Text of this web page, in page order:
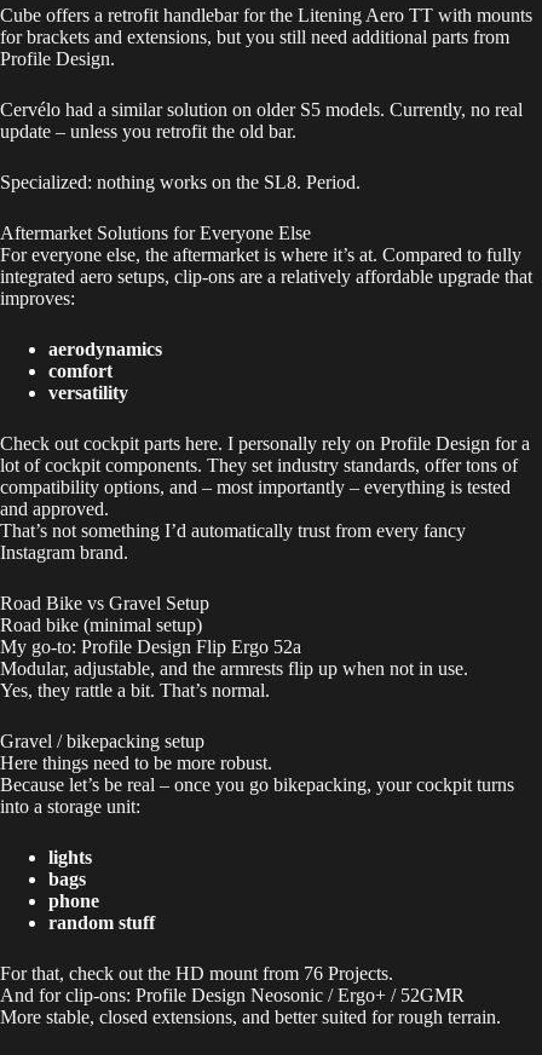
Cube offers a retrofit handlebar for the Litening Aero TT with mounts
for brackets and extensions, but you still need additional parts from
Profile Design.
Cervélo had a similar solution on older S5 models. Currently, no real
update – unless you retrofit the old bar.
Specialized: nothing works on the SL8. Period.
Aftermarket Solutions for Everyone Else
For everyone else, the aftermarket is where it’s at. Compared to fully
integrated aero setups, clip-ons are a relatively affordable upgrade that
improves:
aerodynamics
comfort
versatility
Check out cockpit parts here. I personally rely on Profile Design for a
lot of cockpit components. They set industry standards, offer tons of
compatibility options, and – most importantly – everything is tested
and approved.
That’s not something I’d automatically trust from every fancy
Instagram brand.
Road Bike vs Gravel Setup
Road bike (minimal setup)
My go-to: Profile Design Flip Ergo 52a
Modular, adjustable, and the armrests flip up when not in use.
Yes, they rattle a bit. That’s normal.
Gravel / bikepacking setup
Here things need to be more robust.
Because let’s be real – once you go bikepacking, your cockpit turns
into a storage unit:
lights
bags
phone
random stuff
For that, check out the HD mount from 76 Projects.
And for clip-ons: Profile Design Neosonic / Ergo+ / 52GMR
More stable, closed extensions, and better suited for rough terrain.